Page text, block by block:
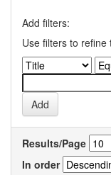
Add filters:
Use filters to
Results/Page
In order